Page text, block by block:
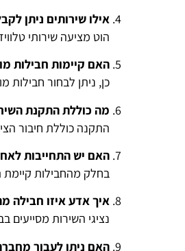
אילו שירותים ניתן
הוט מציעה שירותי
האם קיימות חבילות
כן, ניתן לבחור חבילות
מה כוללת התקנת
התקנה כוללת חיבור
האם יש התחייבות
בחלק מהחבילות קיימת
איך אדע איזו חבילה
נציגי השירות
האם ניתן לעבור